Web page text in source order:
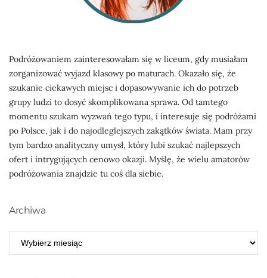
Podróżowaniem zainteresowałam się w liceum, gdy musiałam
zorganizować wyjazd klasowy po maturach. Okazało się, że
szukanie ciekawych miejsc i dopasowywanie ich do potrzeb
grupy ludzi to dosyć skomplikowana sprawa. Od tamtego
momentu szukam wyzwań tego typu, i interesuje się podróżami
po Polsce, jak i do najodleglejszych zakątków świata. Mam przy
tym bardzo analityczny umysł, który lubi szukać najlepszych
ofert i intrygujących cenowo okazji. Myślę, że wielu amatorów
podróżowania znajdzie tu coś dla siebie.
Archiwa